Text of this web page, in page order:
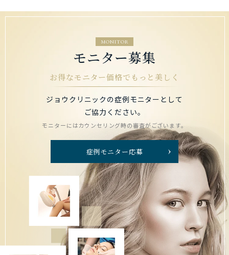
MONITOR
モニター募集
お得なモニター価格でもっと美しく
ジョウクリニックの症例モニターとして
ご協力ください。
モニターにはカウンセリング時の審査がございます。
症例モニター応募